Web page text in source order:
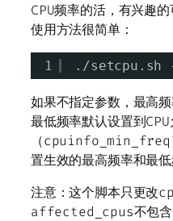
CPU频率的活，有兴趣
使用方法很简单：
1 . /setcpu .sh
如果不指定参数，最高
最低频率默认设置到
（cpuinfo_min_freq
置生效的最高频率和最低
注意：这个脚本只更改
affected_cpus不包含